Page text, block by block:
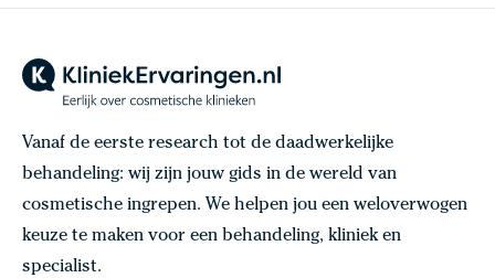
Vanaf de eerste research tot de daadwerkelijke
behandeling: wij zijn jouw gids in de wereld van
cosmetische ingrepen. We helpen jou een weloverwogen
keuze te maken voor een behandeling, kliniek en
specialist.